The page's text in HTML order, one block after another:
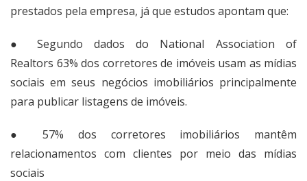
prestados pela empresa, já que estudos apontam que:
● Segundo dados do National Association of
Realtors 63% dos corretores de imóveis usam as mídias
sociais em seus negócios imobiliários principalmente
para publicar listagens de imóveis.
●57% dos corretores imobiliários mantêm
relacionamentos com clientes por meio das mídias
sociais